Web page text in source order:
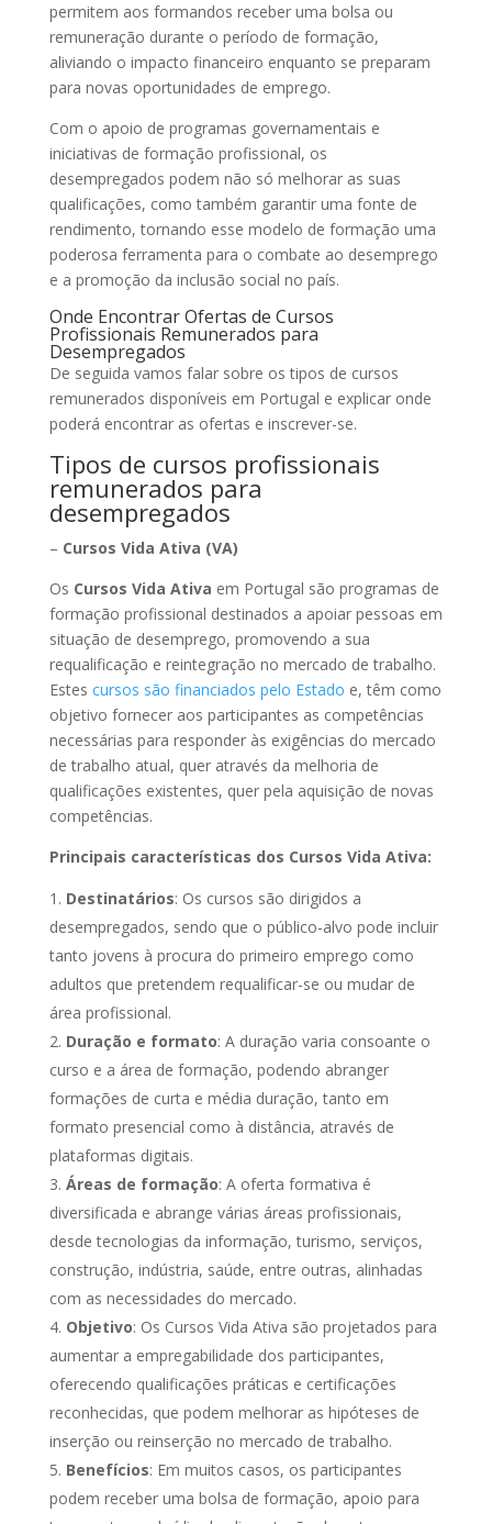
permitem aos formandos receber uma bolsa ou
remuneração durante o período de formação,
aliviando o impacto financeiro enquanto se preparam
para novas oportunidades de emprego.
Com o apoio de programas governamentais e
iniciativas de formação profissional, os
desempregados podem não só melhorar as suas
qualificações, como também garantir uma fonte de
rendimento, tornando esse modelo de formação uma
poderosa ferramenta para o combate ao desemprego
e a promoção da inclusão social no país.
Onde Encontrar Ofertas de Cursos
Profissionais Remunerados para
Desempregados
De seguida vamos falar sobre os tipos de cursos
remunerados disponíveis em Portugal e explicar onde
poderá encontrar as ofertas e inscrever-se.
Tipos de cursos profissionais
remunerados para
desempregados
– Cursos Vida Ativa (VA)
Os Cursos Vida Ativa em Portugal são programas de
formação profissional destinados a apoiar pessoas em
situação de desemprego, promovendo a sua
requalificação e reintegração no mercado de trabalho.
Estes cursos são financiados pelo Estado e, têm como
objetivo fornecer aos participantes as competências
necessárias para responder às exigências do mercado
de trabalho atual, quer através da melhoria de
qualificações existentes, quer pela aquisição de novas
competências.
Principais características dos Cursos Vida Ativa:
Destinatários: Os cursos são dirigidos a
desempregados, sendo que o público-alvo pode incluir
tanto jovens à procura do primeiro emprego como
adultos que pretendem requalificar-se ou mudar de
área profissional.
Duração e formato: A duração varia consoante o
curso e a área de formação, podendo abranger
formações de curta e média duração, tanto em
formato presencial como à distância, através de
plataformas digitais.
Áreas de formação: A oferta formativa é
diversificada e abrange várias áreas profissionais,
desde tecnologias da informação, turismo, serviços,
construção, indústria, saúde, entre outras, alinhadas
com as necessidades do mercado.
Objetivo: Os Cursos Vida Ativa são projetados para
aumentar a empregabilidade dos participantes,
oferecendo qualificações práticas e certificações
reconhecidas, que podem melhorar as hipóteses de
inserção ou reinserção no mercado de trabalho.
Benefícios: Em muitos casos, os participantes
podem receber uma bolsa de formação, apoio para